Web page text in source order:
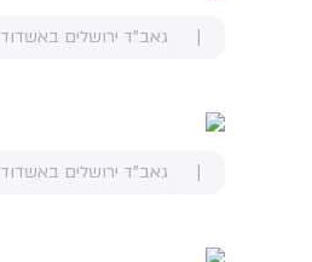
גאב"ד ירושלים באשדוד
גאב"ד ירושלים באשדוד